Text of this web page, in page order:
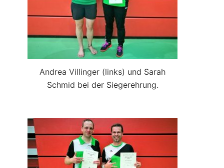
Andrea Villinger (links) und Sarah
Schmid bei der Siegerehrung.